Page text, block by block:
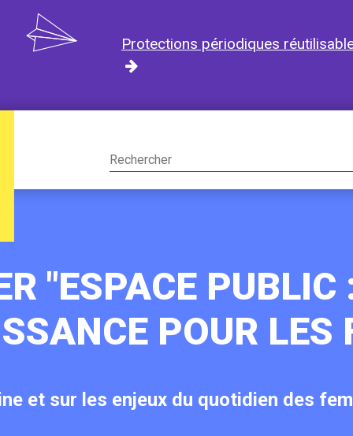
Protections périodiques
Rechercher
sur
le
"ESPACE PUBLIC
POUR LES
et sur les enjeux du quotidien des